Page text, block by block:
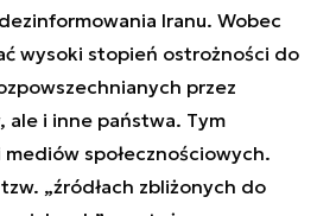
Iranu. Wobec
wysoki stopień ostrożności do
przez
ale i inne państwa. Tym
społecznościowych.
„źródłach zbliżonych do